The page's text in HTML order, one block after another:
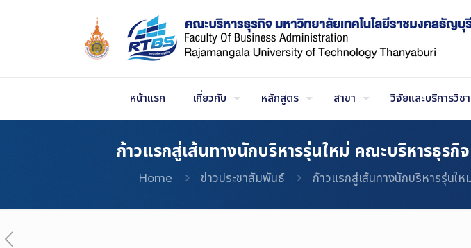
หน้าแรก เกี่ยวกับ หลักสูตร สาขา วิจัยและบริการวิช
ก้าวแรกสู่เส้นทางนักบริหารรุ่นใหม่ คณะบริหารธุร
Home ข่าวประชาสัมพันธ์ ก้าวแรกสู่เส้นทางนักบริหารรุ่น